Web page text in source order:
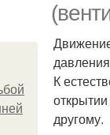
К
другому.